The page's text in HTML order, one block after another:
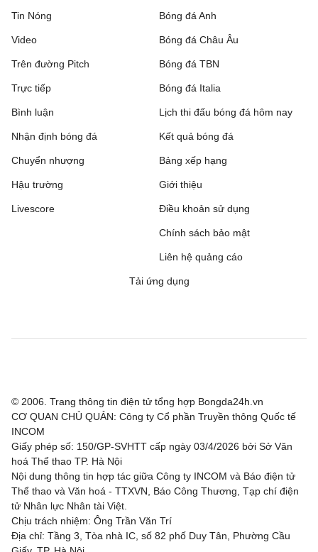
Tin Nóng
Video
Trên đường Pitch
Trực tiếp
Bóng đá Anh
Bóng đá Châu Âu
Bóng đá TBN
Bóng đá Italia
Bình luận
Nhận định bóng đá
Chuyển nhượng
Hậu trường
Livescore
Lịch thi đấu bóng đá hôm nay
Kết quả bóng đá
Bảng xếp hạng
Giới thiệu
Điều khoản sử dụng
Chính sách bảo mật
Liên hệ quảng cáo
Tải ứng dụng
© 2006. Trang thông tin điện tử tổng hợp Bongda24h.vn
CƠ QUAN CHỦ QUẢN: Công ty Cổ phần Truyền thông Quốc tế
INCOM
Giấy phép số: 150/GP-SVHTT cấp ngày 03/4/2026 bởi Sở Văn
hoá Thể thao TP. Hà Nội
Nội dung thông tin hợp tác giữa Công ty INCOM và Báo điện tử
Thể thao và Văn hoá - TTXVN, Báo Công Thương, Tạp chí điện
tử Nhân lực Nhân tài Việt.
Chịu trách nhiệm: Ông Trần Văn Trí
Địa chỉ: Tầng 3, Tòa nhà IC, số 82 phố Duy Tân, Phường Cầu